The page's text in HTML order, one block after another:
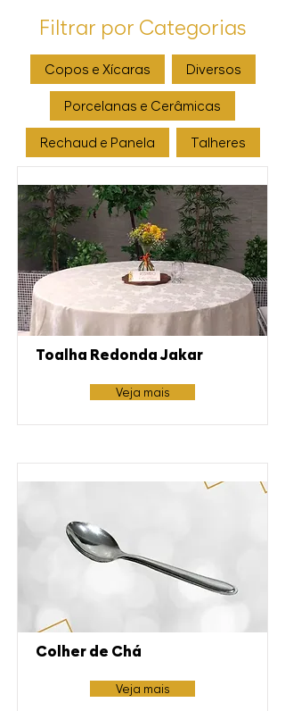
Filtrar por Categorias
Copos e Xícaras Diversos
Porcelanas e Cerâmicas
Rechaud e Panela Talheres
Toalha Redonda Jakar
Veja mais
Colher de Chá
Veja mais